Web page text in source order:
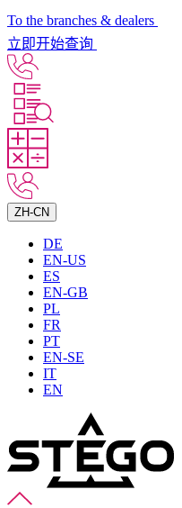
To the branches & dealers
立即开始查询
ZH-CN
DE
EN-US
ES
EN-GB
PL
FR
PT
EN-SE
IT
EN